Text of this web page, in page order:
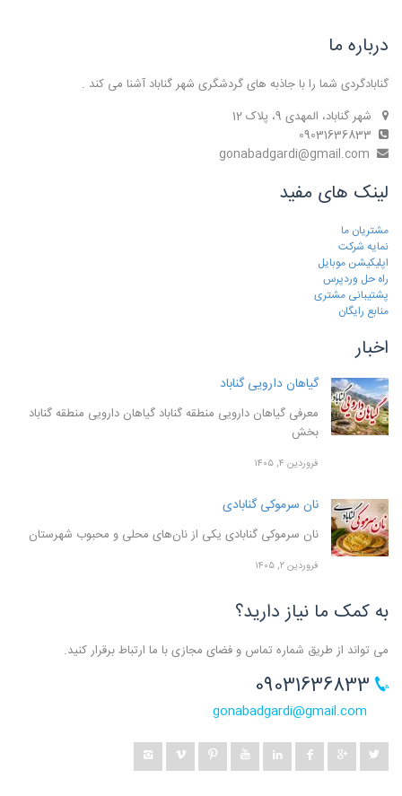
درباره ما
گنابادگردی شما را با جاذبه های گردشگری شهر گناباد آشنا می کند .
شهر گناباد، المهدی 9، پلاک 12
لینک های مفید
مشتریان ما
نمایه شرکت
اپلیکیشن موبایل
راه حل وردپرس
پشتیبانی مشتری
منابع رایگان
اخبار
گیاهان دارویی گناباد
معرفی گیاهان دارویی منطقه گناباد گیاهان دارویی منطقه گناباد
بخش
فروردین ۴, ۱۴۰۵
نان سرموکی گنابادی
نان سرموکی گنابادی یکی از نان‌های محلی و محبوب شهرستان
فروردین ۲, ۱۴۰۵
به کمک ما نیاز دارید؟
می تواند از طریق شماره تماس و فضای مجازی با ما ارتباط برقرار کنید.
gonabadgardi@gmail.com